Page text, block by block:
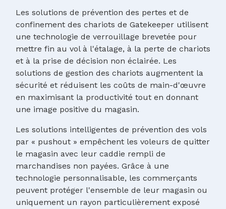
Les solutions de prévention des pertes et de
confinement des chariots de Gatekeeper utilisent
une technologie de verrouillage brevetée pour
mettre fin au vol à l'étalage, à la perte de chariots
et à la prise de décision non éclairée. Les
solutions de gestion des chariots augmentent la
sécurité et réduisent les coûts de main-d'œuvre
en maximisant la productivité tout en donnant
une image positive du magasin.
Les solutions intelligentes de prévention des vols
par « pushout » empêchent les voleurs de quitter
le magasin avec leur caddie rempli de
marchandises non payées. Grâce à une
technologie personnalisable, les commerçants
peuvent protéger l'ensemble de leur magasin ou
uniquement un rayon particulièrement exposé